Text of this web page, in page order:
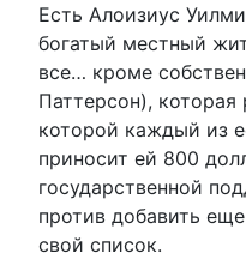
Есть Алоизиус
богатый местный
все… кроме
Паттерсон), которая
которой каждый из
приносит ей 800
государственной
против добавить
свой список.